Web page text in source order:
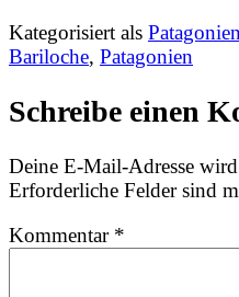
Kategorisiert als Patagonien
Bariloche, Patagonien
Schreibe einen
Deine E-Mail-Adresse
Erforderliche Felder sind
Kommentar *